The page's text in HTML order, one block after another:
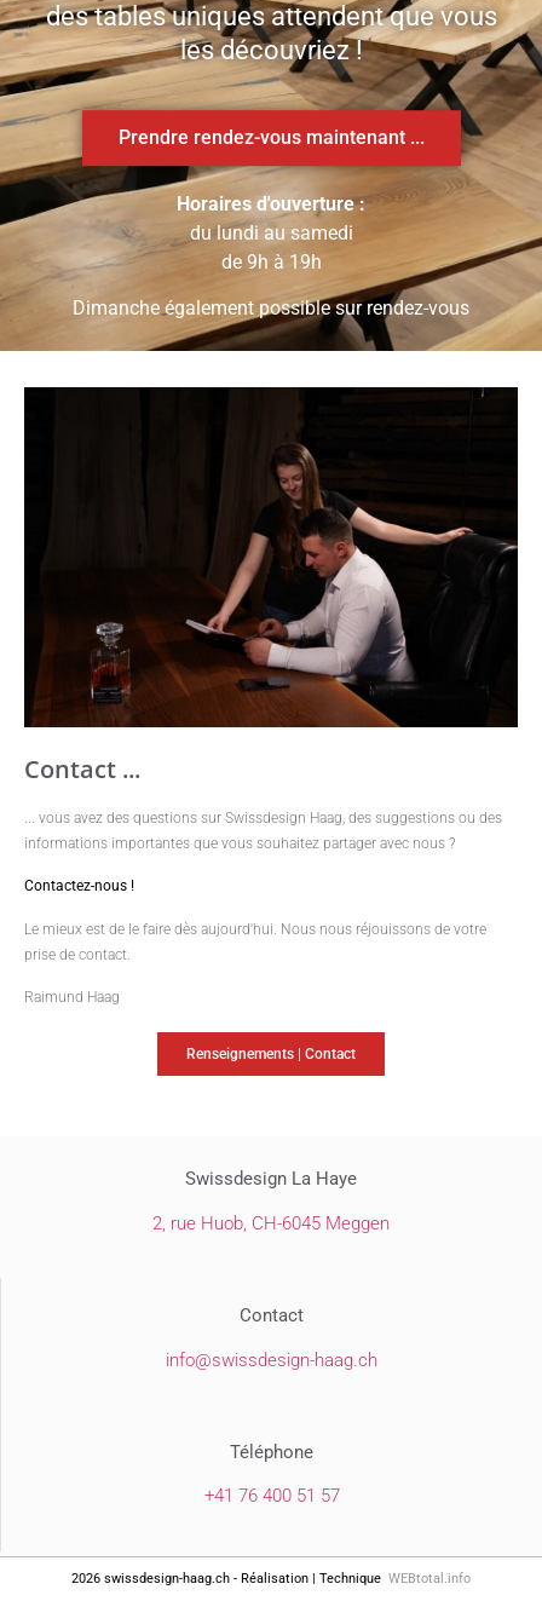
des tables uniques attendent que vous
les découvriez !
Prendre rendez-vous maintenant ...
Horaires d'ouverture :
du lundi au samedi
de 9h à 19h
Dimanche également possible sur rendez-vous
Contact ...
... vous avez des questions sur Swissdesign Haag, des suggestions ou des
informations importantes que vous souhaitez partager avec nous ?
Contactez-nous !
Le mieux est de le faire dès aujourd'hui. Nous nous réjouissons de votre
prise de contact.
Raimund Haag
Renseignements | Contact
Swissdesign La Haye
2, rue Huob, CH-6045 Meggen
Contact
hc.gaah-ngisedssiws
@ofni
Téléphone
+41 76 400 51 57
2026 swissdesign-haag.ch - Réalisation | Technique WEBtotal.info